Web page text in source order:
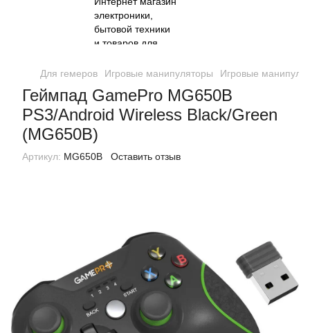
Для гемеров Игровые манипуляторы Игровые
Геймпад GamePro MG650B
PS3/Android Wireless Black/Green
(MG650B)
Артикул: MG650B Оставить отзыв